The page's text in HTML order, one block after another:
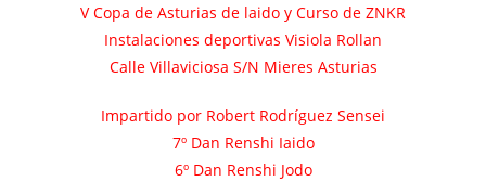
V Copa de Asturias de laido y Curso de ZNKR
Instalaciones deportivas Visiola Rollan
Calle Villaviciosa S/N Mieres Asturias
Impartido por Robert Rodríguez Sensei
7º Dan Renshi Iaido
6º Dan Renshi Jodo